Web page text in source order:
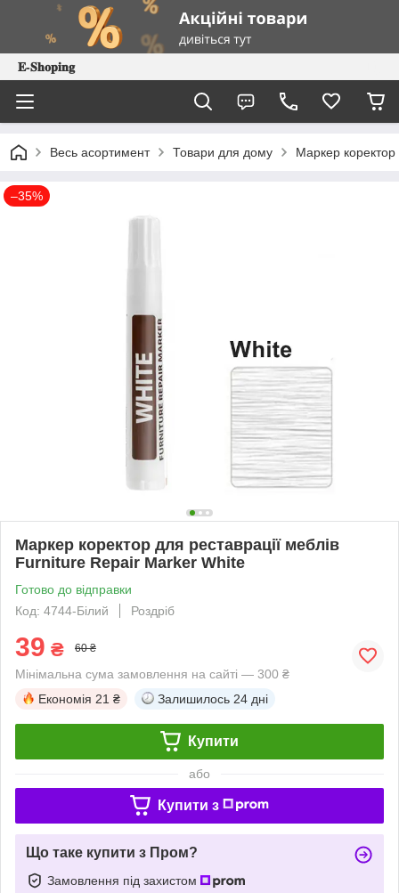
𝐄-𝐒𝐡𝐨𝐩𝐢𝐧𝐠
Весь асортимент Товари для дому Маркер
–35%
Маркер коректор для реставрації меблів
Furniture Repair Marker White
Готово до відправки
Код: 4744-Білий
Роздріб
39 ₴ 60 ₴
Мінімальна сума замовлення на сайті — 300 ₴
Економія 21 ₴ Залишилось 24 дні
Купити
або
Купити з
Що таке купити з Пром?
Замовлення під захистом